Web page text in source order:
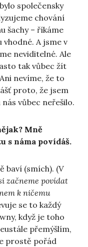
společensky
chování
šachy – říkáme
vhodné. A jsme v
neviditelné. Ale
tak vůbec žít
nevíme, že to
proto, že jsem
vůbec neřešilo.
Mně
s náma povídáš.
baví (smích). (V
začneme povídat
k ničemu
se to každý
když je toho
přemýšlím,
prostě pořád